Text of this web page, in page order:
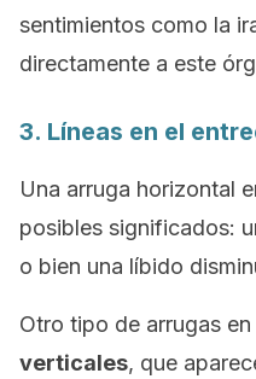
sentimientos como la
directamente a este
3. Líneas en el
Una arruga horizontal
posibles significados:
o bien una líbido
Otro tipo de arrugas
verticales, que